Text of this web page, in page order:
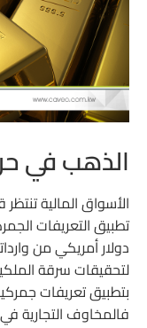
الذهب في
دولار أمريكي من
لتحقيقات سرقة
بتطبيق تعريفات
فالمخاوف التجارية